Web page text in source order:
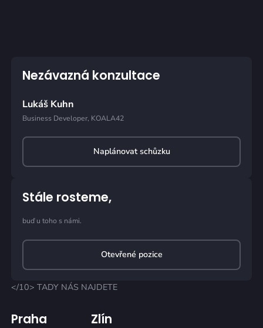
</10> TADY NÁS NAJDETE
Praha Zlín
Nezávazná konzultace
Lukáš Kuhn
Business Developer, KOALA42
Naplánovat schůzku
Stále rosteme,
buď u toho s námi.
Otevřené pozice